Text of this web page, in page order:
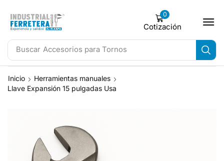
Buscar Accesorios para Tornos
0
Cotización
Inicio
Herramientas manuales
Llave Expansión 15 pulgadas Usa